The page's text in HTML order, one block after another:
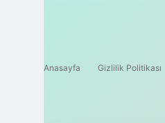
Anasayfa Gizlilik Politikası